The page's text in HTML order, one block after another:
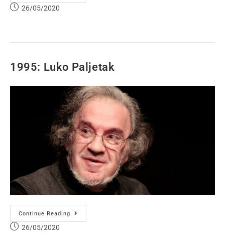
26/05/2020
1995: Luko Paljetak
Continue Reading
26/05/2020